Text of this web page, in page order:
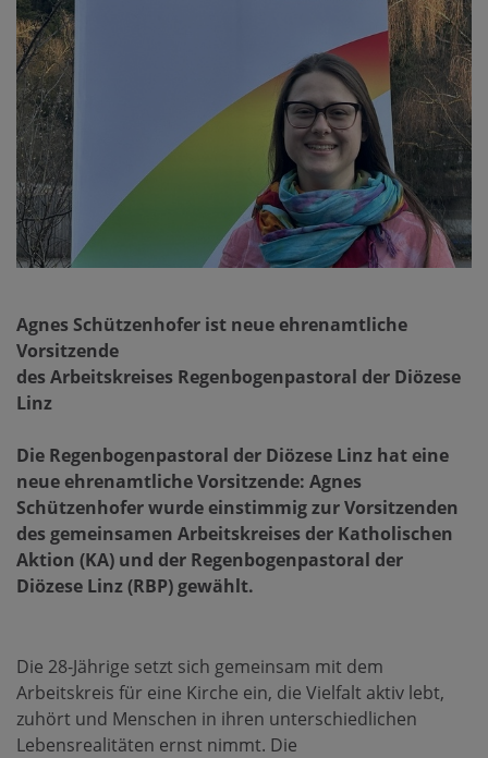
Agnes Schützenhofer ist neue ehrenamtliche
Vorsitzende
des Arbeitskreises Regenbogenpastoral der Diözese
Linz
Die Regenbogenpastoral der Diözese Linz hat eine
neue ehrenamtliche Vorsitzende: Agnes
Schützenhofer wurde einstimmig zur Vorsitzenden
des gemeinsamen Arbeitskreises der Katholischen
Aktion (KA) und der Regenbogenpastoral der
Diözese Linz (RBP) gewählt.
Die 28-Jährige setzt sich gemeinsam mit dem
Arbeitskreis für eine Kirche ein, die Vielfalt aktiv lebt,
zuhört und Menschen in ihren unterschiedlichen
Lebensrealitäten ernst nimmt. Die